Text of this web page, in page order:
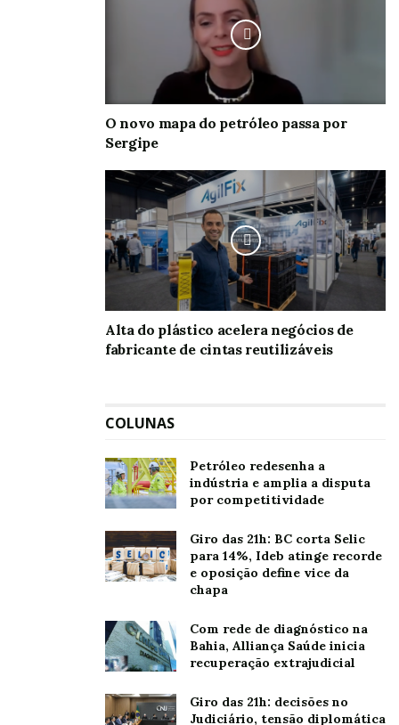
O novo mapa do petróleo passa por
Sergipe
Alta do plástico acelera negócios de
fabricante de cintas reutilizáveis
COLUNAS
Petróleo redesenha a
indústria e amplia a disputa
por competitividade
Giro das 21h: BC corta Selic
para 14%, Ideb atinge recorde
e oposição define vice da
chapa
Com rede de diagnóstico na
Bahia, Alliança Saúde inicia
recuperação extrajudicial
Giro das 21h: decisões no
Judiciário, tensão diplomática